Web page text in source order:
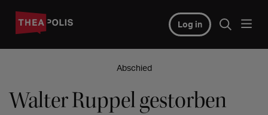
Log in
Abschied
Walter Ruppel gestorben